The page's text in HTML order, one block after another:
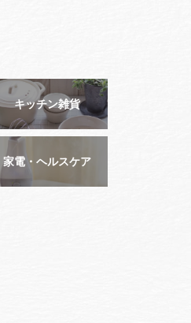
キッチン雑貨
家電・ヘルスケア